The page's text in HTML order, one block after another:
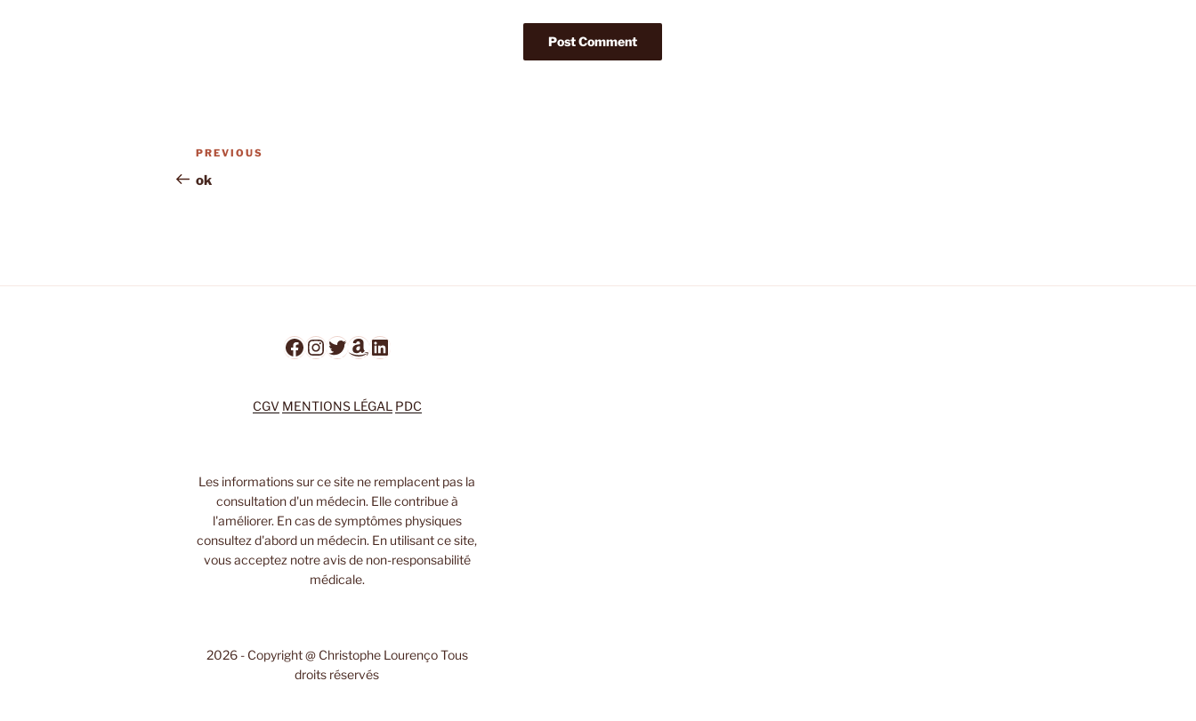
Post
navigation
Previous
Post
PREVIOUS
ok
Facebook
Instagram
Twitter
Amazon
LinkedIn
CGV MENTIONS LÉGAL PDC
Les informations sur ce site ne remplacent pas la
consultation d'un médecin. Elle contribue à
l'améliorer. En cas de symptômes physiques
consultez d'abord un médecin. En utilisant ce site,
vous acceptez notre avis de non-responsabilité
médicale.
2026 - Copyright @ Christophe Lourenço Tous
droits réservés